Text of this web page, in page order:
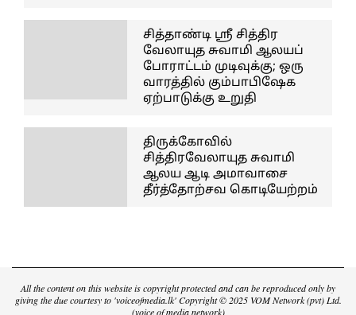
சித்தாண்டி ஸ்ரீ சித்திர
வேலாயுத சுவாமி ஆலயப்
போராட்டம் முடிவுக்கு; ஒரு
வாரத்தில் கும்பாபிஷேக
ஏற்பாடுக்கு உறுதி
திருக்கோவில்
சித்திரவேலாயுத சுவாமி
ஆலய ஆடி அமாவாசை
தீர்த்தோற்சவ கொடியேற்றம்
All the content on this website is copyright protected and can be reproduced only by
giving the due courtesy to 'voiceofmedia.lk' Copyright © 2025 VOM Network (pvt) Ltd.
(voice of media network)